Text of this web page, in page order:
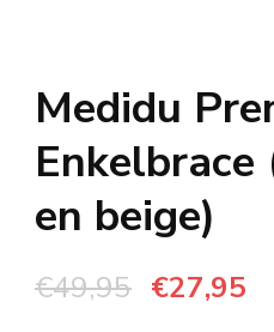
Medidu
en beige)
€49,95 €27,95